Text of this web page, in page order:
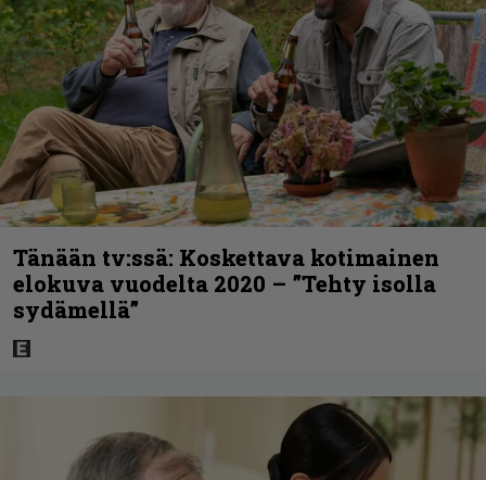
Tänään tv:ssä: Koskettava kotimainen
elokuva vuodelta 2020 – ”Tehty isolla
sydämellä”